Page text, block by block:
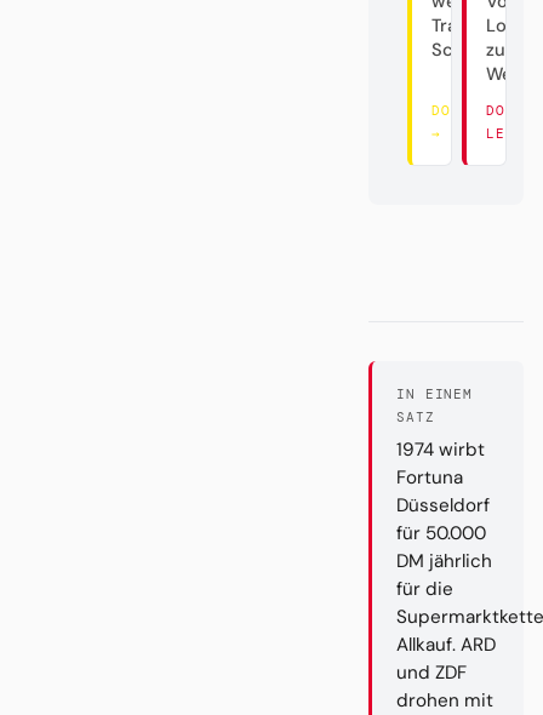
Trainer-
Schaukel
DORT LESEN
→
zum
DORT
LESEN
IN EINEM
SATZ
1974 wirbt
Fortuna
Düsseldorf
für 50.000
DM jährlich
für die
Supermarktkette
Allkauf. ARD
und ZDF
drohen mit